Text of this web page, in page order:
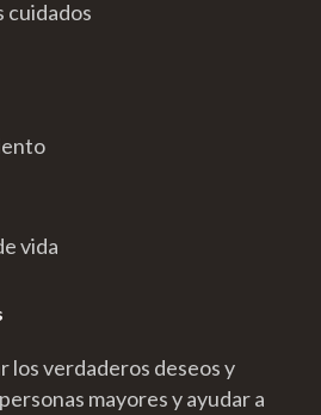
cuidados
vida
los verdaderos deseos y
mayores y ayudar a